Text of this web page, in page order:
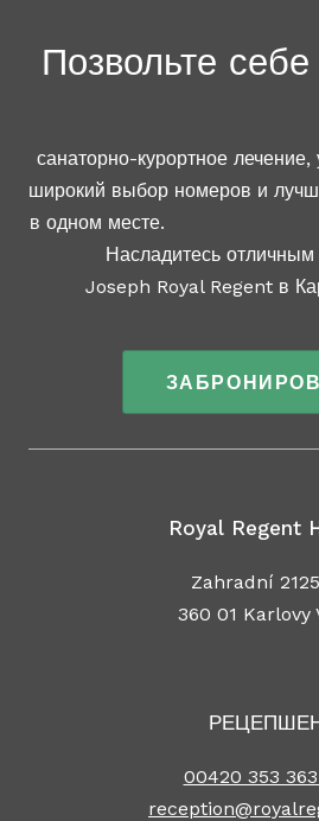
Позвольте себе
санаторно-курортное
широкий выбор номеров и
в одном
Насладитесь отличным
Joseph Royal Regent в
Royal Regent
Zahradní
360 01 Karlovy
00420 353 363